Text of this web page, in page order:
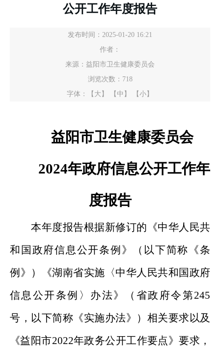
公开工作年度报告
发布时间：2025-01-20 16:21
作者：
来源：益阳市卫生健康委员会
浏览次数： 718
字体：
【大】 【中】 【小】
益阳市卫生健康委员会
2024年政府信息公开工作年
度报告
本年度报告根据新修订的《中华人民共
和国政府信息公开条例》（以下简称《条
例》）《湖南省实施〈中华人民共和国政府
信息公开条例〉办法》（省政府令第245
号，以下简称《实施办法》）相关要求以及
《益阳市2022年政务公开工作要点》要求，